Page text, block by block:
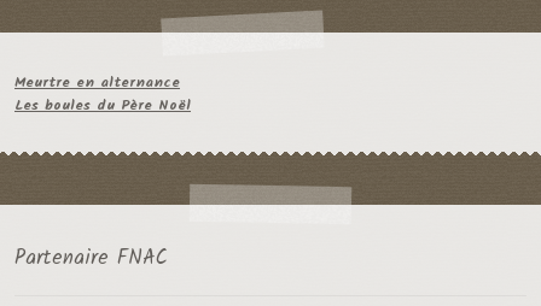
Meurtre en alternance
Les boules du Père Noël
Partenaire FNAC